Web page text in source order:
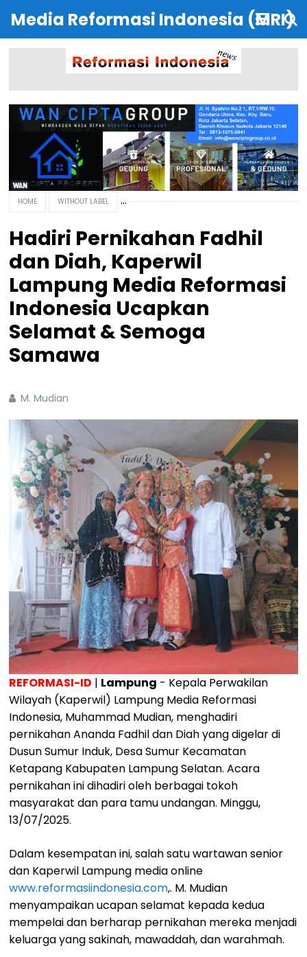
Media Reformasi Indonesia (MRI)
HOME WITHOUT LABEL
Hadiri Pernikahan Fadhil
dan Diah, Kaperwil
Lampung Media Reformasi
Indonesia Ucapkan
Selamat & Semoga
Samawa
M. Mudian
REFORMASI-ID | Lampung - Kepala Perwakilan
Wilayah (Kaperwil) Lampung Media Reformasi
Indonesia, Muhammad Mudian, menghadiri
pernikahan Ananda Fadhil dan Diah yang digelar di
Dusun Sumur Induk, Desa Sumur Kecamatan
Ketapang Kabupaten Lampung Selatan. Acara
pernikahan ini dihadiri oleh berbagai tokoh
masyarakat dan para tamu undangan. Minggu,
13/07/2025.
Dalam kesempatan ini, salah satu wartawan senior
dan Kaperwil Lampung media online
www.reformasiindonesia.com,. M. Mudian
menyampaikan ucapan selamat kepada kedua
mempelai dan berharap pernikahan mereka menjadi
keluarga yang sakinah, mawaddah, dan warahmah.